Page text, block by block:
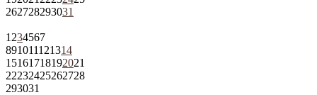
262728293031
1 234567
891011121314
15161718192021
22232425262728
293031